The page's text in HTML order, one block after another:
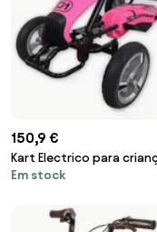
150,9 €
Kart Electrico para
Dongma 12V Rosa
Em stock